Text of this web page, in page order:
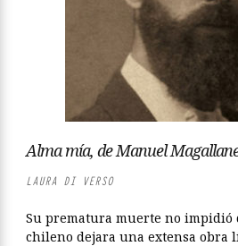
Alma mía, de Manuel
LAURA DI VERSO
Su prematura muerte no impidió
chileno dejara una extensa obra